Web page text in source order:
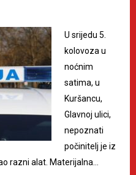
U srijedu 5.
kolovoza u
noćnim
satima, u
Kuršancu,
Glavnoj ulici,
nepoznati
počinitelj je iz
razni alat. Materijalna…